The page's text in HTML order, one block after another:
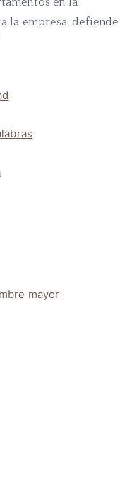
la empresa, defiende
mayor